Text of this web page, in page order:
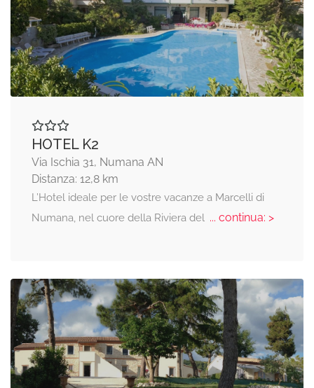
HOTEL K2
Via Ischia 31, Numana AN
Distanza: 12,8 km
L’Hotel ideale per le vostre vacanze a Marcelli di
Numana, nel cuore della Riviera del ... continua: >